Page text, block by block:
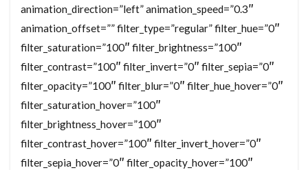
animation_direction=”left” animation_speed=”0.3″
animation_offset=”” filter_type=”regular” filter_hue=”0″
filter_saturation=”100″ filter_brightness=”100″
filter_contrast=”100″ filter_invert=”0″ filter_sepia=”0″
filter_opacity=”100″ filter_blur=”0″ filter_hue_hover=”0″
filter_saturation_hover=”100″
filter_brightness_hover=”100″
filter_contrast_hover=”100″ filter_invert_hover=”0″
filter_sepia_hover=”0″ filter_opacity_hover=”100″